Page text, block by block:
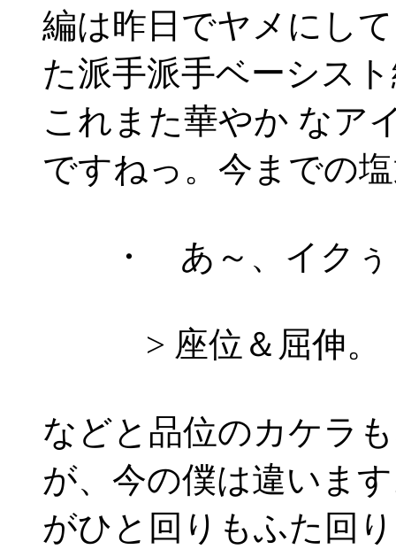
編は昨日でヤメにし
た派手派手ベーシス
これまた華やか なア
ですねっ。今までの
・ あ～、イクぅ
> 座位＆屈伸。
などと品位のカケラ
が、今の僕は違いま
がひと回りもふた回